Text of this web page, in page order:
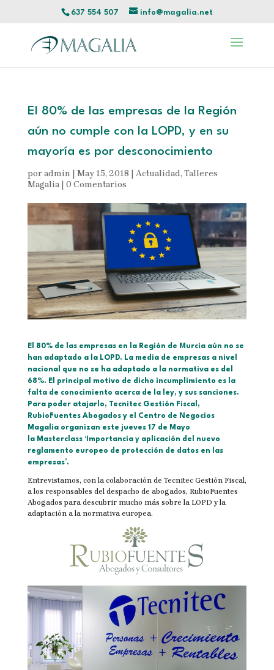
637 554 507 info@magalia.net
El 80% de las empresas de la Región
aún no cumple con la LOPD, y en su
mayoría es por desconocimiento
por admin | May 15, 2018 | Actualidad, Talleres
Magalia| 0 Comentarios
El 80% de las empresas en la Región de Murcia aún no se
han adaptado a la LOPD. La media de empresas a nivel
nacional que no se ha adaptado a la normativa es del
68%. El principal motivo de dicho incumplimiento es la
falta de conocimiento acerca de la ley, y sus sanciones.
Para poder atajarlo, Tecnitec Gestión Fiscal,
RubioFuentes Abogados y el Centro de Negocios
Magalia organizan este jueves 17 de Mayo
la Masterclass ‘Importancia y aplicación del nuevo
reglamento europeo de protección de datos en las
empresas’.
Entrevistamos, con la colaboración de Tecnitec Gestión Fiscal,
a los responsables del despacho de abogados, RubioFuentes
Abogados para descubrir mucho más sobre la LOPD y la
adaptación a la normativa europea.